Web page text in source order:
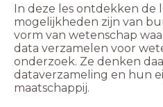
In deze les ontdekken de
mogelijkheden zijn van
vorm van wetenschap
data verzamelen voor
onderzoek. Ze denken
dataverzameling en hun
maatschappij.